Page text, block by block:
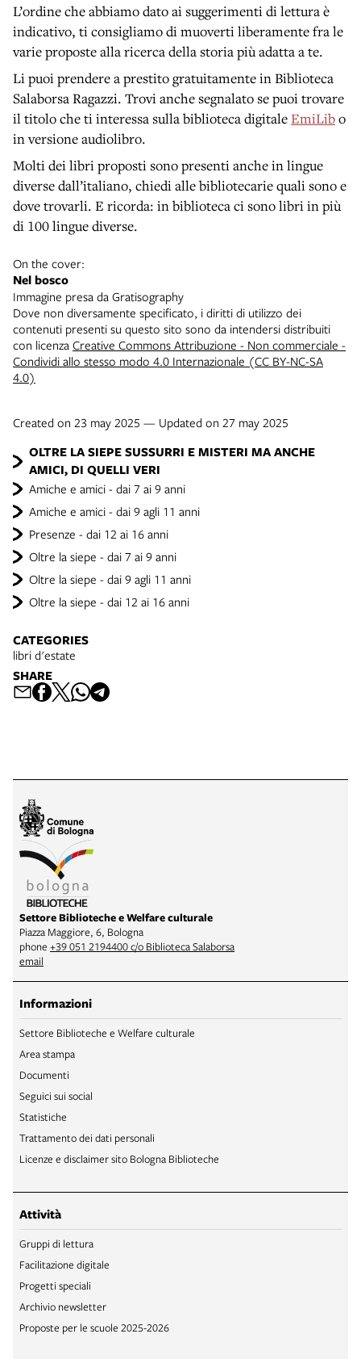
OLTRE LA SIEPE SUSSURRI E MISTERI MA ANCHE
AMICI, DI QUELLI VERI
Amiche e amici - dai 7 ai 9 anni
Amiche e amici - dai 9 agli 11 anni
Presenze - dai 12 ai 16 anni
Oltre la siepe - dai 7 ai 9 anni
Oltre la siepe - dai 9 agli 11 anni
Oltre la siepe - dai 12 ai 16 anni
L’ordine che abbiamo dato ai suggerimenti di lettura è
indicativo, ti consigliamo di muoverti liberamente fra le
varie proposte alla ricerca della storia più adatta a te.
Li puoi prendere a prestito gratuitamente in Biblioteca
Salaborsa Ragazzi. Trovi anche segnalato se puoi trovare
il titolo che ti interessa sulla biblioteca digitaleEmiLibo
in versione audiolibro.
Molti dei libri proposti sono presenti anche in lingue
diverse dall’italiano, chiedi alle bibliotecarie quali sono e
dove trovarli. E ricorda: in biblioteca ci sono libri in più
di 100 lingue diverse.
On the cover:
Nel bosco
Immagine presa da Gratisography
Dove non diversamente specificato, i diritti di utilizzo dei
contenuti presenti su questo sito sono da intendersi distribuiti
con licenza Creative Commons Attribuzione - Non commerciale -
Condividi allo stesso modo 4.0 Internazionale (CC BY-NC-SA
4.0)
Created on 23 may 2025 — Updated on 27 may 2025
CATEGORIES
libri d'estate
SHARE
Settore Biblioteche e Welfare culturale
Piazza Maggiore, 6, Bologna
phone +39 051 2194400 c/o Biblioteca Salaborsa
email
Informazioni
Settore Biblioteche e Welfare culturale
Area stampa
Documenti
Seguici sui social
Statistiche
Trattamento dei dati personali
Licenze e disclaimer sito Bologna Biblioteche
Attività
Gruppi di lettura
Facilitazione digitale
Progetti speciali
Archivio newsletter
Proposte per le scuole 2025-2026